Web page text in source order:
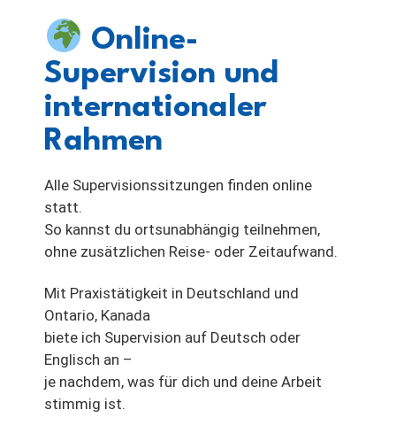
Online-
Supervision und
internationaler
Rahmen
Alle Supervisionssitzungen finden online
statt.
So kannst du ortsunabhängig teilnehmen,
ohne zusätzlichen Reise- oder Zeitaufwand.
Mit Praxistätigkeit in Deutschland und
Ontario, Kanada
biete ich Supervision auf Deutsch oder
Englisch an –
je nachdem, was für dich und deine Arbeit
stimmig ist.